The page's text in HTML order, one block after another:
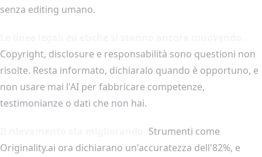
senza editing umano.
Copyright, disclosure e responsabilità sono questioni non
risolte. Resta informato, dichiaralo quando è opportuno, e
non usare mai l'AI per fabbricare competenze,
testimonianze o dati che non hai.
Strumenti come
Originality.ai ora dichiarano un'accuratezza dell'82%, e